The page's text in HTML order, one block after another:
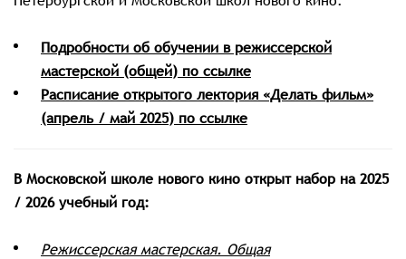
Подробности об обучении в режиссерской
мастерской (общей) по ссылке
Расписание открытого лектория «Делать фильм»
(апрель / май 2025) по ссылке
В Московской школе нового кино открыт набор на 2025
/ 2026 учебный год:
Режиссерская мастерская. Общая